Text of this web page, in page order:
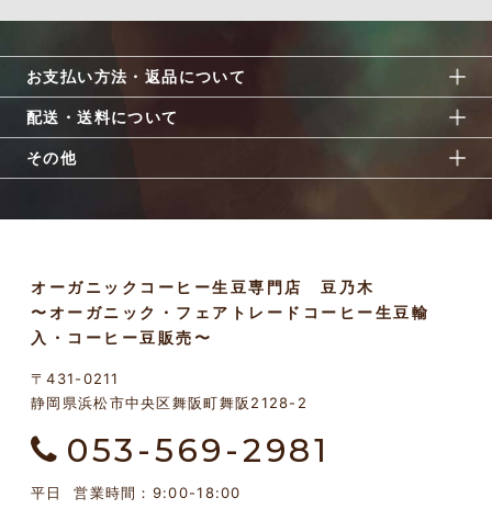
お支払い方法・返品について
配送・送料について
その他
オーガニックコーヒー生豆専門店 豆乃木
〜オーガニック・フェアトレードコーヒー生豆輸
入・コーヒー豆販売〜
〒431-0211
静岡県浜松市中央区舞阪町舞阪2128-2
053-569-2981
平日 営業時間：9:00-18:00